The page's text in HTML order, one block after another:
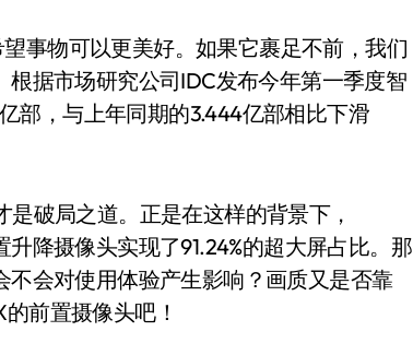
事物可以更美好。如果它裹足不前，我们
据市场研究公司IDC发布今年第一季度智
部，与上年同期的3.444亿部相比下滑
破局之道。正是在这样的背景下，
降摄像头实现了91.24%的超大屏占比。那
会对使用体验产生影响？画质又是否靠
前置摄像头吧！